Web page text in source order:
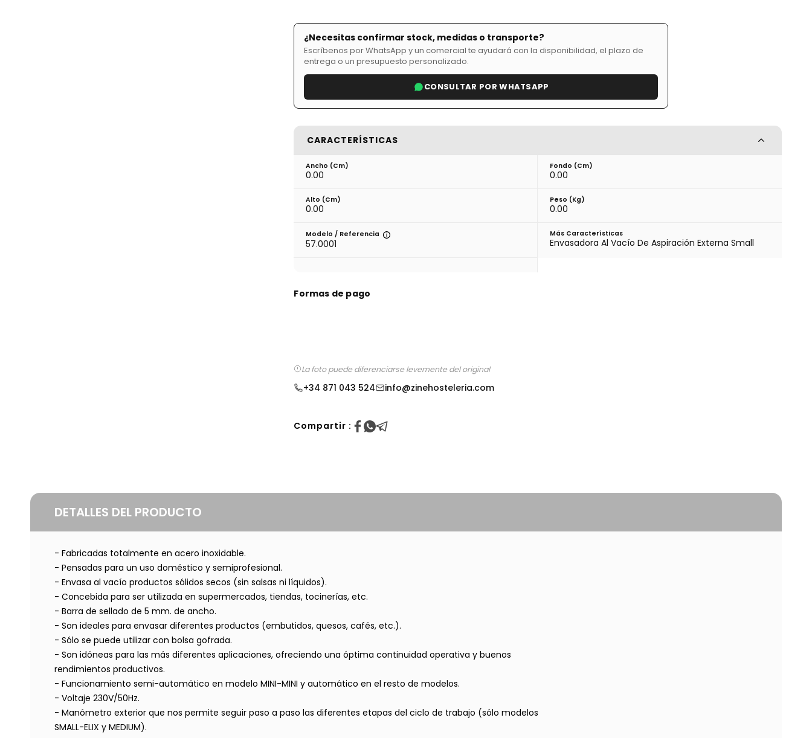
¿Necesitas confirmar stock, medidas o transporte?
Escríbenos por WhatsApp y un comercial te ayudará con la disponibilidad, el plazo de
entrega o un presupuesto personalizado.
CONSULTAR POR WHATSAPP
CARACTERÍSTICAS
Ancho (cm)
0.00
Fondo (cm)
0.00
Alto (cm)
0.00
Peso (kg)
0.00
Modelo / Referencia
57.0001
Más Características
Envasadora Al Vacío De Aspiración Externa Small
Formas de pago
La foto puede diferenciarse levemente del original
+34 871 043 524 info@zinehosteleria.com
Compartir :
DETALLES DEL PRODUCTO
- Fabricadas totalmente en acero inoxidable.
- Pensadas para un uso doméstico y semiprofesional.
- Envasa al vacío productos sólidos secos (sin salsas ni líquidos).
- Concebida para ser utilizada en supermercados, tiendas, tocinerías, etc.
- Barra de sellado de 5 mm. de ancho.
- Son ideales para envasar diferentes productos (embutidos, quesos, cafés, etc.).
- Sólo se puede utilizar con bolsa gofrada.
- Son idóneas para las más diferentes aplicaciones, ofreciendo una óptima continuidad operativa y buenos
rendimientos productivos.
- Funcionamiento semi-automático en modelo MINI-MINI y automático en el resto de modelos.
- Voltaje 230V/50Hz.
- Manómetro exterior que nos permite seguir paso a paso las diferentes etapas del ciclo de trabajo (sólo modelos
SMALL-ELIX y MEDIUM).